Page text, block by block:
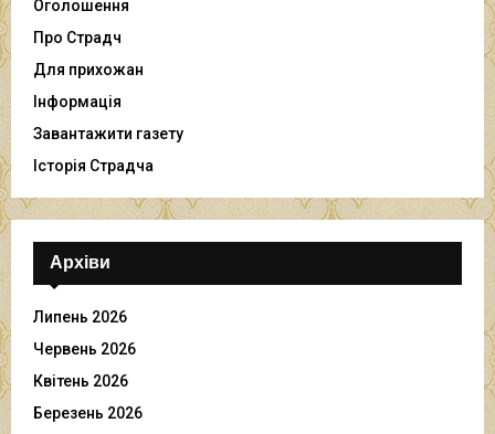
Оголошення
Про Страдч
Для прихожан
Інформація
Завантажити газету
Історія Страдча
Архіви
Липень 2026
Червень 2026
Квітень 2026
Березень 2026